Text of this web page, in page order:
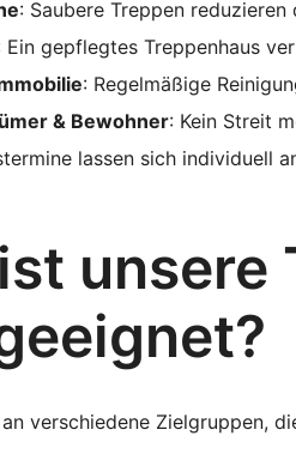
: Saubere Treppen
Ein gepflegtes Treppenhaus
: Regelmäßige
& Bewohner: Kein Streit
lassen sich individuell
verschiedene Zielgruppen,